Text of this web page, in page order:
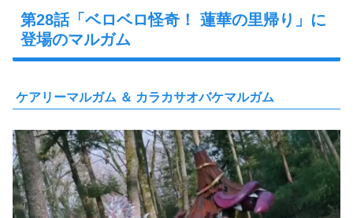
第28話「ベロベロ怪奇！ 蓮華の里帰り」に
登場のマルガム
ケアリーマルガム ＆ カラカサオバケマルガム